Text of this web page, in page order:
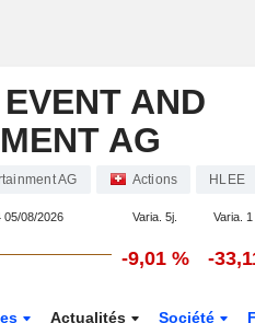
AND
AG
AG Actions HLEE
05/08/2026 Varia. 5j. Varia. 1
-9,01 % -
Actualités Société